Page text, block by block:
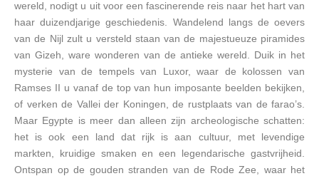
wereld, nodigt u uit voor een fascinerende reis naar het hart van
haar duizendjarige geschiedenis. Wandelend langs de oevers
van de Nijl zult u versteld staan van de majestueuze piramides
van Gizeh, ware wonderen van de antieke wereld. Duik in het
mysterie van de tempels van Luxor, waar de kolossen van
Ramses II u vanaf de top van hun imposante beelden bekijken,
of verken de Vallei der Koningen, de rustplaats van de farao’s.
Maar Egypte is meer dan alleen zijn archeologische schatten:
het is ook een land dat rijk is aan cultuur, met levendige
markten, kruidige smaken en een legendarische gastvrijheid.
Ontspan op de gouden stranden van de Rode Zee, waar het